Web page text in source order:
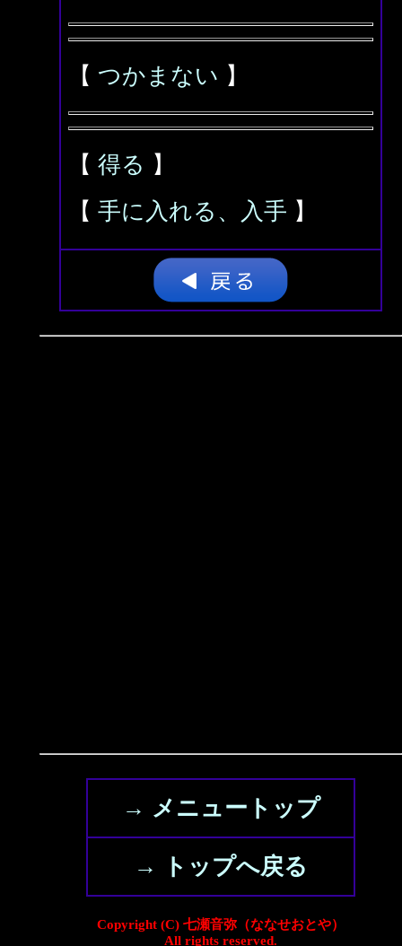
【 つかまない 】
【 得る 】
【 手に入れる、入手 】
→ メニュートップ
→ トップへ戻る
Copyright (C) 七瀬音弥（ななせおとや）
All rights reserved.